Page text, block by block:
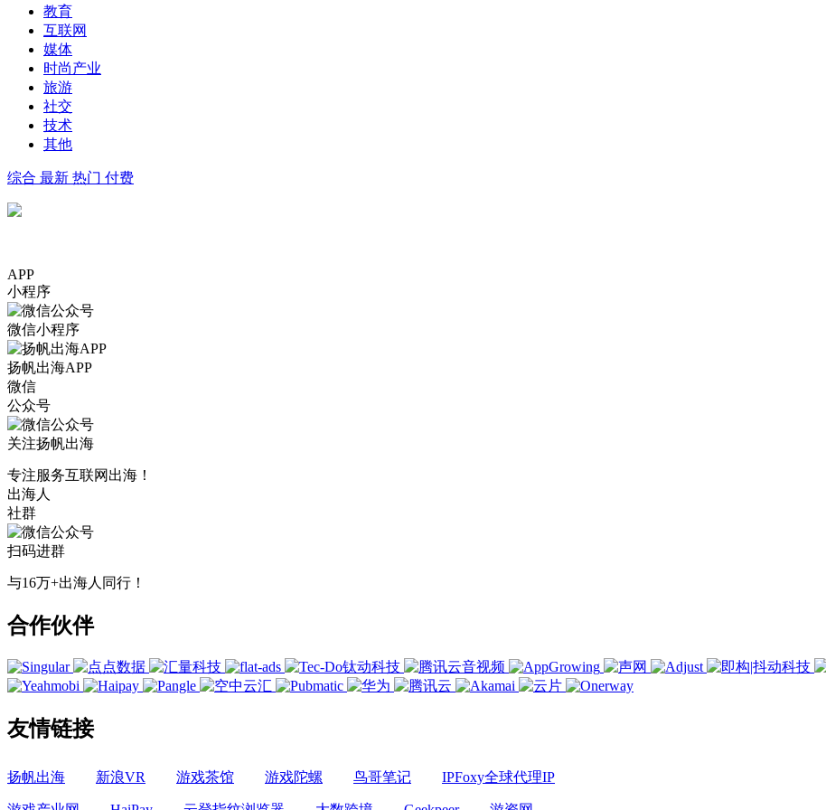
教育
互联网
媒体
时尚产业
旅游
社交
技术
其他
综合 最新 热门 付费
APP
小程序
微信小程序
扬帆出海APP
微信
公众号
关注扬帆出海
专注服务互联网出海！
出海人
社群
扫码进群
与16万+出海人同行！
合作伙伴
友情链接
扬帆出海 新浪VR 游戏茶馆 游戏陀螺 鸟哥笔记 IPFoxy全球代理IP